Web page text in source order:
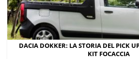
DACIA DOKKER: LA STORIA DEL PICK
KIT FOCACCIA